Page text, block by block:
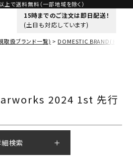
上で送料無料（一部地域を除く）
15時までのご注文は即日配送！
(土日も対応しています)
取扱ブランド一覧) DOMESTIC BRAND(ドメステ
2024 1st 先行
細検索